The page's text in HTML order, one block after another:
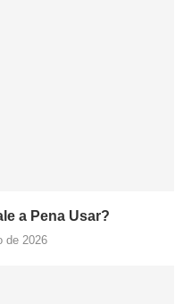
a Pena Usar?
de 2026